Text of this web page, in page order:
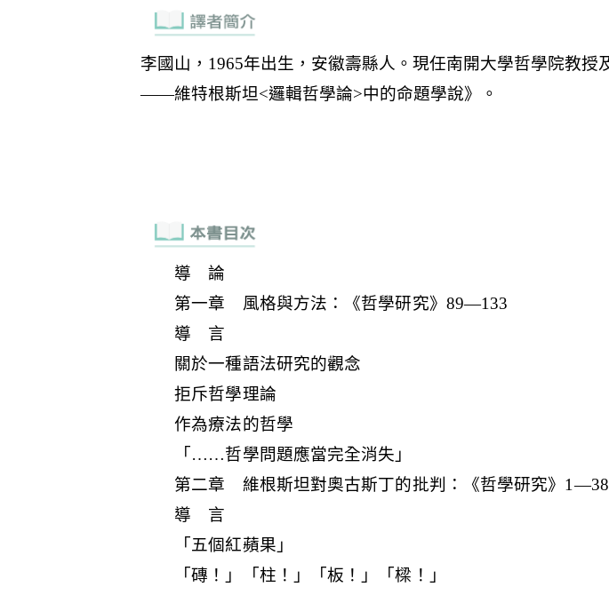
導 論
第一章 風格與方法：《哲學研究》89—133
導 言
關於一種語法研究的觀念
拒斥哲學理論
作為療法的哲學
「……哲學問題應當完全消失」
第二章 維根斯坦對奧古斯丁的批判：《哲學研究》1—38
導 言
「五個紅蘋果」
「磚！」「柱！」「板！」「樑！」